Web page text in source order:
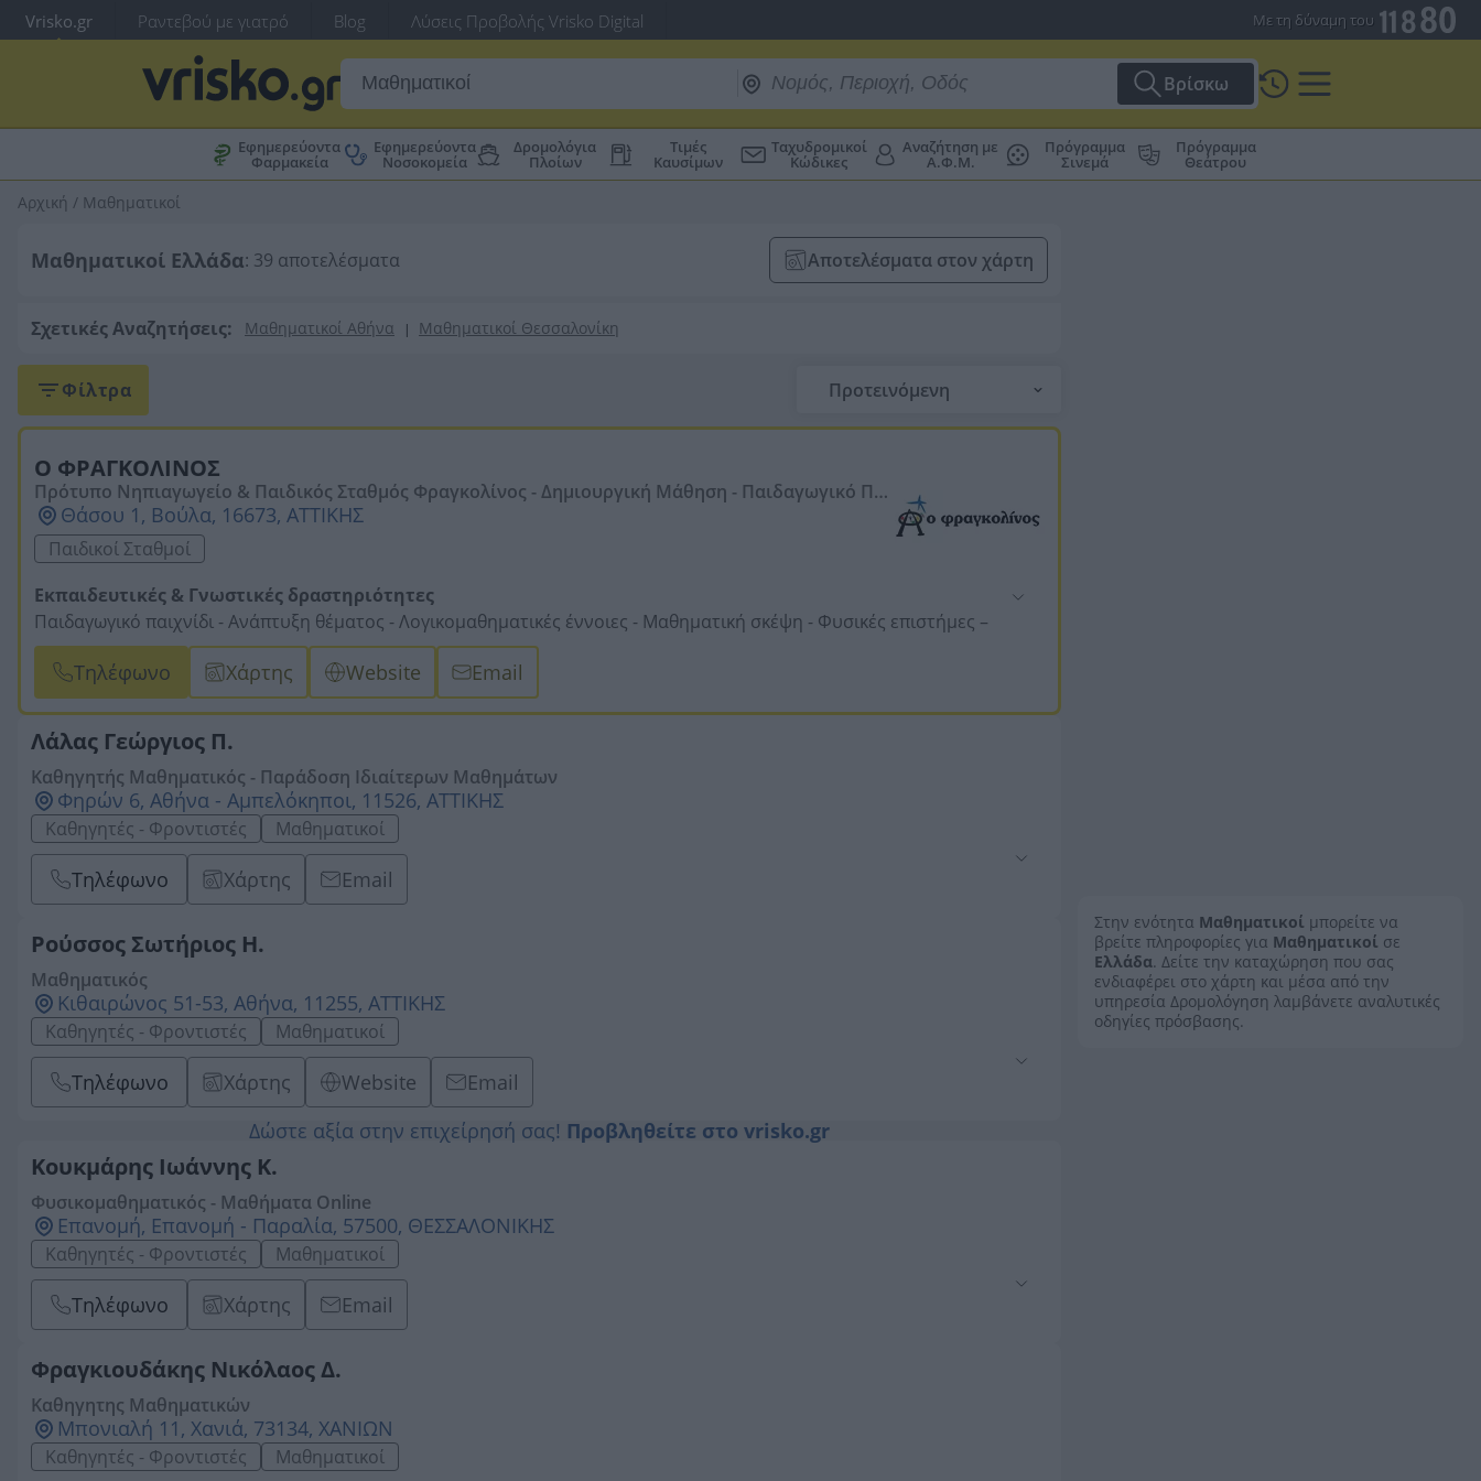
Vrisko.gr Ραντεβού με γιατρό Blog Λύσεις Προβολής Vrisko Digital Με τη δύναμη του
Βρίσκω
Εφημερεύοντα
Φαρμακεία
Εφημερεύοντα
Νοσοκομεία
Δρομολόγια
Πλοίων
Τιμές
Καυσίμων
Ταχυδρομικοί
Κώδικες
Αναζήτηση με
Α.Φ.Μ.
Πρόγραμμα
Σινεμά
Πρόγραμμα
Θεάτρου
Αρχική / Μαθηματικοί
Μαθηματικοί Ελλάδα: 39 αποτελέσματα Αποτελέσματα στον χάρτη
Σχετικές Αναζητήσεις: Μαθηματικοί Αθήνα | Μαθηματικοί Θεσσαλονίκη
Φίλτρα Προτεινόμενη
Ο ΦΡΑΓΚΟΛΙΝΟΣ
Πρότυπο Νηπιαγωγείο & Παιδικός Σταθμός Φραγκολίνος - Δημιουργική Μάθηση - Παιδαγωγικό Πα
ιχνίδι - Εκπαιδευτικές Δραστηριότητες - Αγγλικά - Εκδρομές - Summer Camp - Μουσική - Κατασκευές
- Χορός - Φυσικές Επιστήμες - Μαθηματικά & Ολιστική Ανάπτυξη Παιδιού.
Θάσου 1, Βούλα, 16673, ΑΤΤΙΚΗΣ
Παιδικοί Σταθμοί
Εκπαιδευτικές & Γνωστικές δραστηριότητες
Παιδαγωγικό παιχνίδι - Ανάπτυξη θέματος - Λογικομαθηματικές έννοιες - Μαθηματική σκέψη - Φυσικές επιστήμες –
πειράματα -Γεωπονία & περιβάλλον -Παραμύθι – μυθολογία -
Καλλιτεχνικές – Δημιουργικές δραστηριότητες
Πηλός -Κατασκευές -Ζωγραφική -Θεατρικό παιχνίδι -Δραματοποίηση -
– Μουσικοκινητική – Χορωδία -
Ξένες γλώσσες
Αγγλικά
Κίνηση & Έκφραση
Γυμναστική - Χορός -Ομαδικό παιχνίδι -Παιχνίδια στον κήπο
Εμπειρίες & Δράσεις
Summer camp -
Επισκέψεις -Εκδρομές - Απογευματινά εργαστήρια
Τηλέφωνο Χάρτης Website Email
Λάλας Γεώργιος Π.
Καθηγητής Μαθηματικός - Παράδοση Ιδιαίτερων Μαθημάτων
Φηρών 6, Αθήνα - Αμπελόκηποι, 11526, ΑΤΤΙΚΗΣ
Καθηγητές - Φροντιστές Μαθηματικοί
Τηλέφωνο Χάρτης Email
Ρούσσος Σωτήριος Η.
Μαθηματικός
Κιθαιρώνος 51-53, Αθήνα, 11255, ΑΤΤΙΚΗΣ
Καθηγητές - Φροντιστές Μαθηματικοί
Τηλέφωνο Χάρτης Website
Email
Δώστε αξία στην επιχείρησή σας! Προβληθείτε στο vrisko.gr
Κουκμάρης Ιωάννης Κ.
Φυσικομαθηματικός - Μαθήματα Online
Επανομή, Επανομή - Παραλία, 57500, ΘΕΣΣΑΛΟΝΙΚΗΣ
Καθηγητές - Φροντιστές Μαθηματικοί
Τηλέφωνο Χάρτης Email
Φραγκιουδάκης Νικόλαος Δ.
Καθηγητης Μαθηματικών
Μπονιαλή 11, Χανιά, 73134, ΧΑΝΙΩΝ
Καθηγητές - Φροντιστές Μαθηματικοί
Στην ενότητα Μαθηματικοί μπορείτε να
βρείτε πληροφορίες για Μαθηματικοί σε
Ελλάδα. Δείτε την καταχώρηση που σας
ενδιαφέρει στο χάρτη και μέσα από την
υπηρεσία Δρομολόγηση λαμβάνετε αναλυτικές
οδηγίες πρόσβασης.